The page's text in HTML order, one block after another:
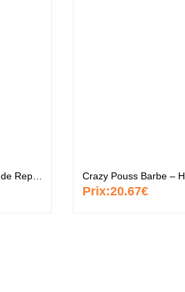
Crazy Pouss Barbe – Huile de Repousse pour Barbe
Prix:20.67€